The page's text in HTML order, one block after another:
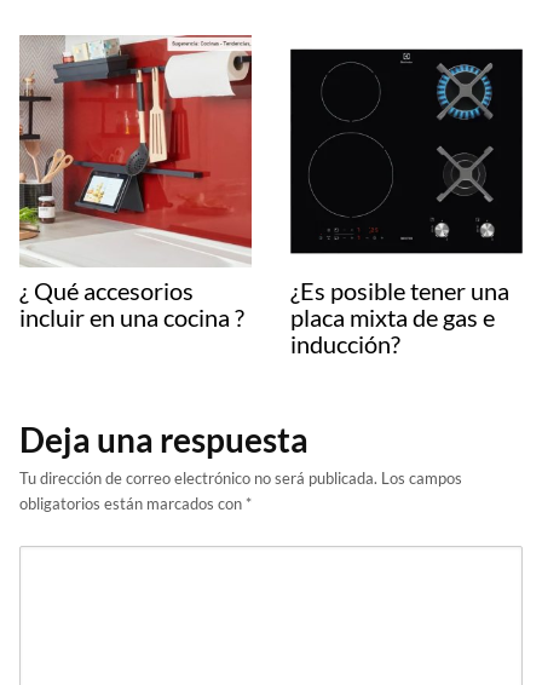
¿ Qué accesorios
incluir en una cocina ?
¿Es posible tener una
placa mixta de gas e
inducción?
Deja una respuesta
Tu dirección de correo electrónico no será publicada. Los campos
obligatorios están marcados con *